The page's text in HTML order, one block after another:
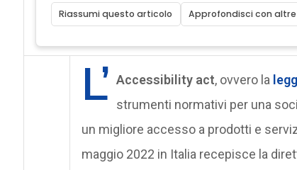
Riassumi questo articolo Approfondisci con
L’ Accessibility act, ovvero la
strumenti normativi per una
un migliore accesso a prodotti e
maggio 2022 in Italia recepisce la